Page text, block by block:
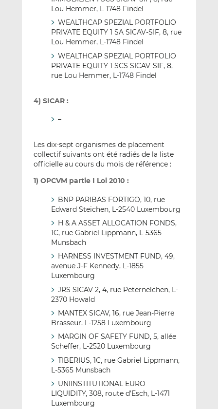
Lou Hemmer, L-1748 Findel
WEALTHCAP SPEZIAL PORTFOLIO
PRIVATE EQUITY 1 SA SICAV-SIF, 8, rue
Lou Hemmer, L-1748 Findel
WEALTHCAP SPEZIAL PORTFOLIO
PRIVATE EQUITY 1 SCS SICAV-SIF, 8,
rue Lou Hemmer, L-1748 Findel
4) SICAR :
–
Les dix-sept organismes de placement
collectif suivants ont été radiés de la liste
officielle au cours du mois de référence :
1) OPCVM partie I Loi 2010 :
BNP PARIBAS FORTIGO, 10, rue
Edward Steichen, L-2540 Luxembourg
H & A ASSET ALLOCATION FONDS,
1C, rue Gabriel Lippmann, L-5365
Munsbach
HARNESS INVESTMENT FUND, 49,
avenue J-F Kennedy, L-1855
Luxembourg
JRS SICAV 2, 4, rue Peternelchen, L-
2370 Howald
MANTEX SICAV, 16, rue Jean-Pierre
Brasseur, L-1258 Luxembourg
MARGIN OF SAFETY FUND, 5, allée
Scheffer, L-2520 Luxembourg
TIBERIUS, 1C, rue Gabriel Lippmann,
L-5365 Munsbach
UNIINSTITUTIONAL EURO
LIQUIDITY, 308, route d’Esch, L-1471
Luxembourg